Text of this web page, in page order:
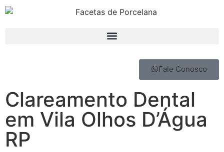
Fale Conosco
Clareamento Dental
em Vila Olhos D’Água
RP